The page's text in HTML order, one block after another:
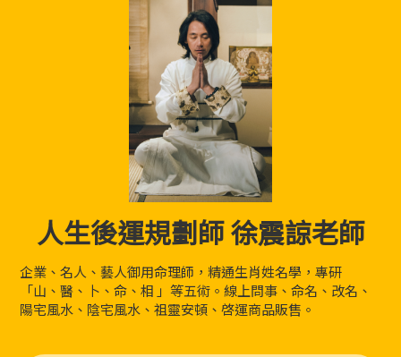
人生後運規劃師 徐震諒老師
企業、名人、藝人御用命理師，精通生肖姓名學，專研
「山、醫、卜、命、相 」等五術。線上問事、命名、改名、
陽宅風水、陰宅風水、祖靈安頓、啓運商品販售。